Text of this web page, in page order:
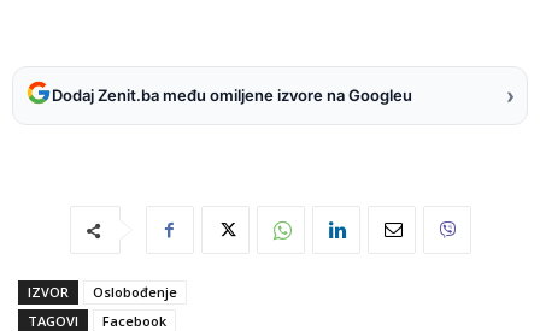
Dodaj Zenit.ba među omiljene izvore na Googleu ›
IZVOR
Oslobođenje
TAGOVI
Facebook